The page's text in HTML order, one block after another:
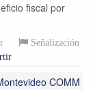
fiscal por
Señalización
COMM